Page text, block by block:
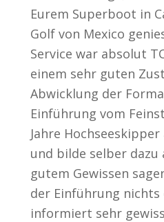
Eurem Superboot in
Golf von Mexico
Service war absolut
einem sehr guten
Abwicklung der
Einführung vom
Jahre
und bilde selber
gutem Gewissen
der Einführung nichts
informiert sehr